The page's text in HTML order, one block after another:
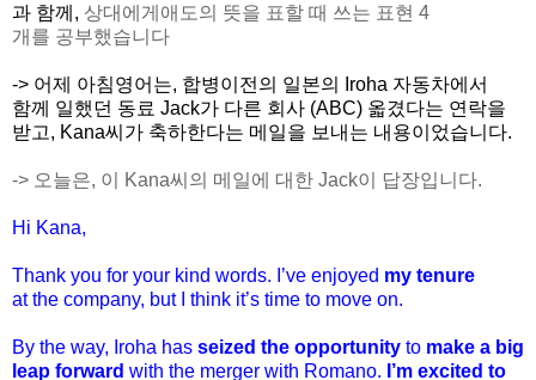
과 함께, 상대에게애도의 뜻을 표할 때 쓰는 표현 4
개를 공부했습니다
-> 어제 아침영어는, 합병이전의 일본의 Iroha 자동차에서
함께 일했던 동료 Jack가 다른 회사 (ABC) 옯겼다는 연락을
받고, Kana씨가 축하한다는 메일을 보내는 내용이었습니다.
-> 오늘은, 이 Kana씨의 메일에 대한 Jack이 답장입니다.
Hi Kana,
Thank you for your kind words. I’ve enjoyed my tenure
at the company, but I think it’s time to move on.
By the way, Iroha has seized the opportunity to make a big
leap forward with the merger with Romano. I’m excited to